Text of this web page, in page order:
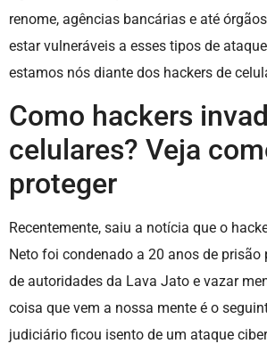
renome, agências bancárias e até
estar vulneráveis a esses tipos de
estamos nós diante dos hackers de
Como hackers
celulares? Veja
proteger
Recentemente, saiu a notícia que o
Neto foi condenado a 20 anos de prisão
de autoridades da Lava Jato e vazar
coisa que vem a nossa mente é o
judiciário ficou isento de um ataque